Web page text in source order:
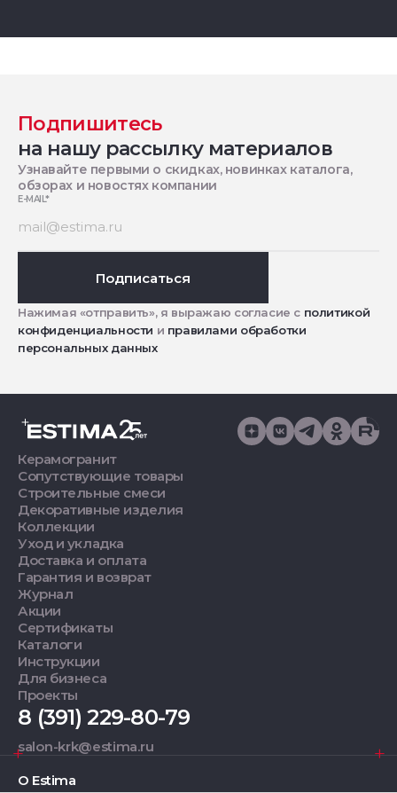
Подпишитесь
на нашу рассылку материалов
Узнавайте первыми о скидках, новинках каталога,
обзорах и новостях компании
E-MAIL*
Подписаться
Нажимая «отправить», я выражаю согласие с политикой
конфиденциальности и правилами обработки
персональных данных
Керамогранит
Сопутствующие товары
Строительные смеси
Декоративные изделия
Коллекции
Уход и укладка
Доставка и оплата
Гарантия и возврат
Журнал
Акции
Сертификаты
Каталоги
Инструкции
Для бизнеса
Проекты
8 (391) 229-80-79
salon-krk@estima.ru
О Estima